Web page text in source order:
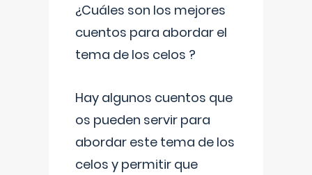
¿Cuáles son los mejores
cuentos para abordar el
tema de los celos ?
Hay algunos cuentos que
os pueden servir para
abordar este tema de los
celos y permitir que